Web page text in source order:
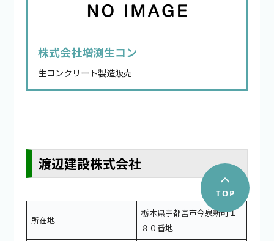
株式会社増渕生コン
生コンクリート製造販売
渡辺建設株式会社
所在地
栃木県宇都宮市今泉新町１
８０番地